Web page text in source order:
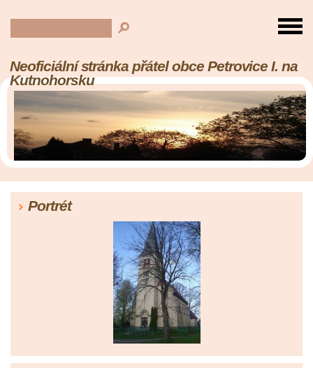
Neoficiální stránka přátel obce Petrovice I. na
Kutnohorsku
Portrét